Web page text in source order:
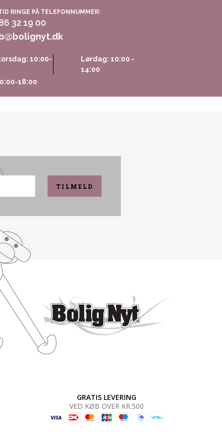
RINGE PÅ TELEFONNUMMER:
32 19 00
10:00-
18:00
Lørdag: 10:00 -
14:00
TILMELD
GRATIS LEVERING
VED KØB OVER KR.500